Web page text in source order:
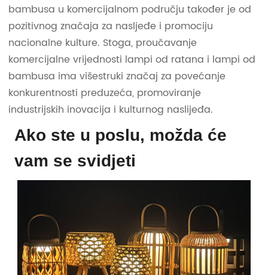
bambusa u komercijalnom području također je od
pozitivnog značaja za nasljeđe i promociju
nacionalne kulture. Stoga, proučavanje
komercijalne vrijednosti lampi od ratana i lampi od
bambusa ima višestruki značaj za povećanje
konkurentnosti preduzeća, promoviranje
industrijskih inovacija i kulturnog naslijeđa.
Ako ste u poslu, možda će
vam se svidjeti